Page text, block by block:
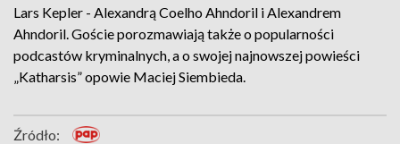
Lars Kepler - Alexandrą Coelho Ahndoril i Alexandrem
Ahndoril. Goście porozmawiają także o popularności
podcastów kryminalnych, a o swojej najnowszej powieści
„Katharsis” opowie Maciej Siembieda.
Źródło: